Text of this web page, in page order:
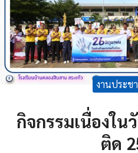
งานประช
กิจกรรมเนื่องใ
ติด